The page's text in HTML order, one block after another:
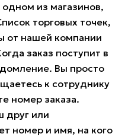
из магазинов,
торговых точек,
от нашей компании
заказ поступит в
Вы просто
к сотруднику
номер заказа.
друг или
номер и имя, на кого